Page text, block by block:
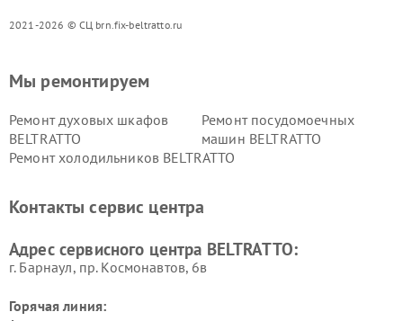
2021-2026 © СЦ brn.fix-beltratto.ru
Мы ремонтируем
Ремонт духовых шкафов
BELTRATTO
Ремонт посудомоечных
машин BELTRATTO
Ремонт холодильников BELTRATTO
Контакты сервис центра
Адрес сервисного центра BELTRATTO:
г. Барнаул, ​пр. Космонавтов, 6в
Горячая линия: